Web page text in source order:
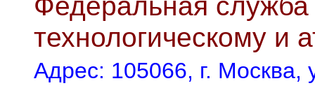
технологическому и
Адрес: 105066, г. Москва,